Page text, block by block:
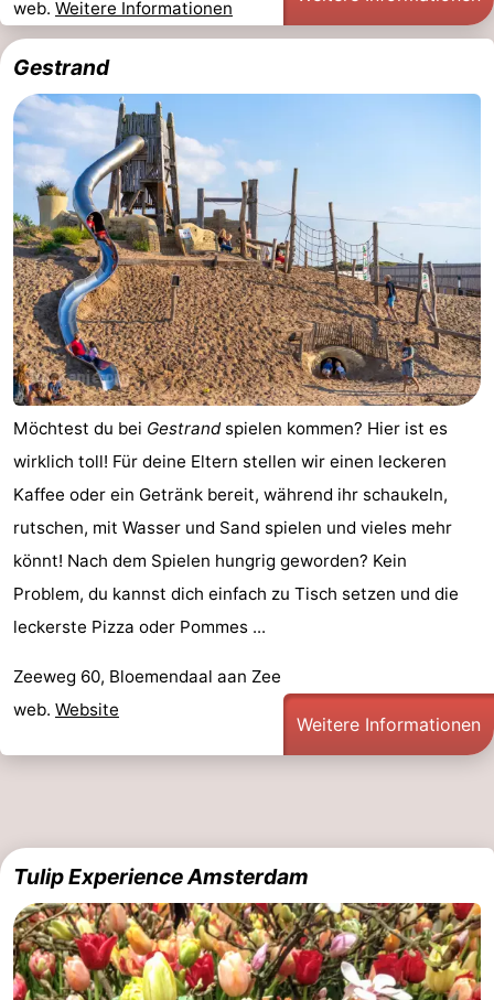
Städte
Sport
Schwimmbader
-
Radfahren
Wandern
-
Golfplatze
-
Sportangeln
Essen
und
trinken
Veranstaltungen
Praktisch
Forum
Route
Parken
Reisebuchshop
Medizin
Natur
Schoorlse
Duinen
-
Bergen
aan
-
Bergen
-
web. Weitere Informationen
Gestrand
Möchtest du bei Gestrandspielen kommen? Hier ist es
wirklich toll! Für deine Eltern stellen wir einen leckeren
Kaffee oder ein Getränk bereit, während ihr schaukeln,
rutschen, mit Wasser und Sand spielen und vieles mehr
könnt! Nach dem Spielen hungrig geworden? Kein
Problem, du kannst dich einfach zu Tisch setzen und die
leckerste Pizza oder Pommes ...
Zeeweg 60, Bloemendaal aan Zee
web. Website
Weitere Informationen
Tulip Experience Amsterdam